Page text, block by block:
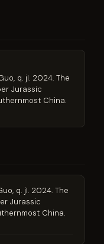
q. jI. 2024. The
Jurassic
China.
q. jI. 2024. The
Jurassic
China.